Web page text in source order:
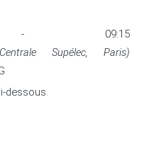
- 09:15
Supélec, Paris)
dessous.